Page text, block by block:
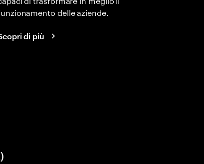
delle aziende.
di più